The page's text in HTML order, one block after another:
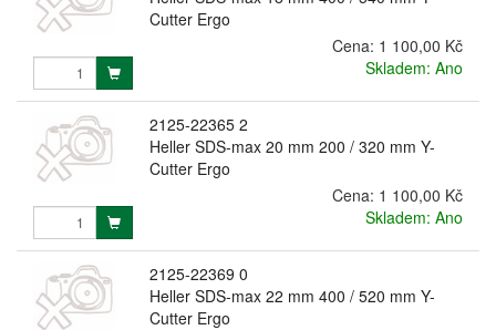
Cutter Ergo
Cena: 1 100,00 Kč
Skladem: Ano
2125-22365 2
Heller SDS-max 20 mm 200 / 320 mm Y-
Cutter Ergo
Cena: 1 100,00 Kč
Skladem: Ano
2125-22369 0
Heller SDS-max 22 mm 400 / 520 mm Y-
Cutter Ergo